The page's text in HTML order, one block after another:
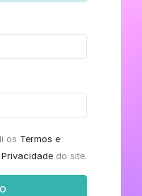
os Termos e
do site.